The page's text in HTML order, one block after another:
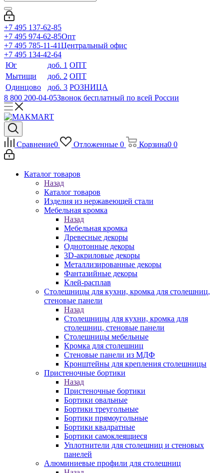
+7 495 137-62-85
+7 495 974-62-85Опт
+7 495 785-11-41Центральный офис
+7 495 134-42-64
Юг
доб. 1 ОПТ
Мытищи
доб. 2 ОПТ
Одинцово
доб. 3 РОЗНИЦА
8 800 200-04-05Звонок бесплатный по всей России
Сравнение0 Отложенные 0 Корзина0 0
Каталог товаров
Назад
Каталог товаров
Изделия из нержавеющей стали
Мебельная кромка
Назад
Мебельная кромка
Древесные декоры
Однотонные декоры
3D-акриловые декоры
Металлизированные декоры
Фантазийные декоры
Клей-расплав
Столешницы для кухни, кромка для столешниц,
стеновые панели
Назад
Столешницы для кухни, кромка для
столешниц, стеновые панели
Столешницы мебельные
Кромка для столешниц
Стеновые панели из МДФ
Кронштейны для крепления столешницы
Пристеночные бортики
Назад
Пристеночные бортики
Бортики овальные
Бортики треугольные
Бортики прямоугольные
Бортики квадратные
Бортики самоклеящиеся
Уплотнители для столешниц и стеновых
панелей
Алюминиевые профили для столешниц